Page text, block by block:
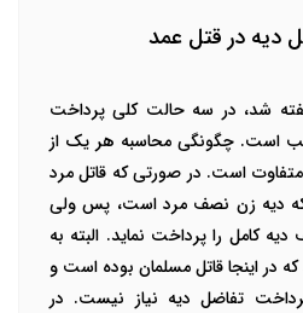
دیه در قتل عمد
گفته شد، در سه حالت کلی پرداخت
است. چگونگی محاسبه هر یک از
است. در صورتی که قاتل مرد
که دیه زن نصف مرد است، پس ولی
کامل را پرداخت نماید. البته به
در اینجا قاتل مسلمان بوده است و
تفاضل دیه نیاز نیست. در